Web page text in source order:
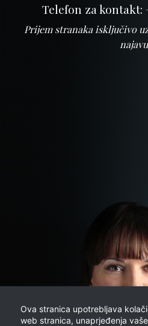
Telefon za kontakt:
Prijem stranaka isključivo
Ova stranica upotrebljava
web stranica, unaprjeđenja